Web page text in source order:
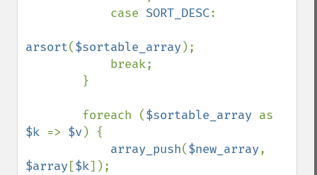
            case
SORT_DESC:
arsort($sortable_array );
        foreach (
$sortable_array
$k => $v) {
array_push($new_array
$array [$k]);